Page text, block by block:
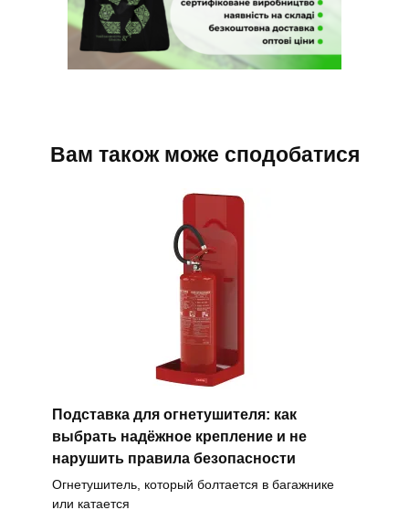
Вам також може сподобатися
Подставка для огнетушителя: как
выбрать надёжное крепление и не
нарушить правила безопасности
Огнетушитель, который болтается в багажнике
или катается